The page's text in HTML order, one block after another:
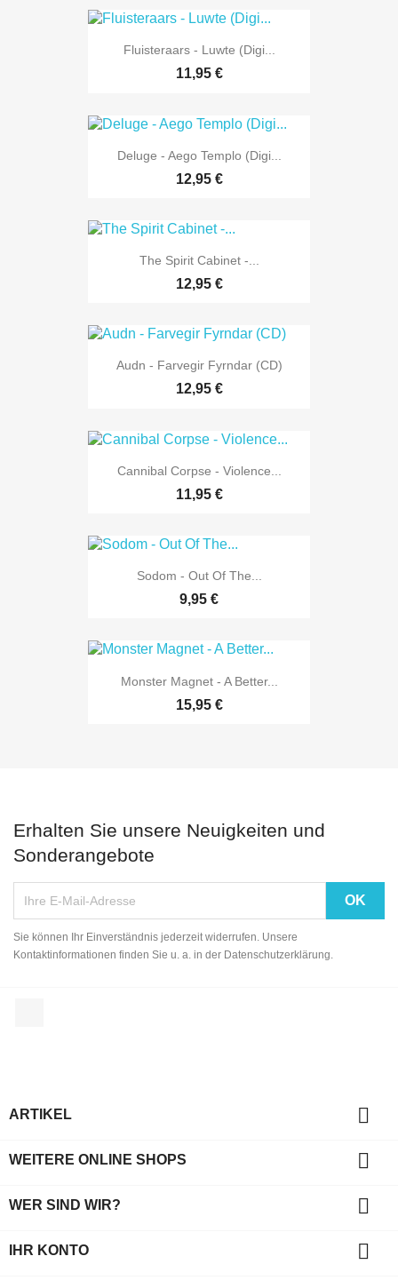
Fluisteraars - Luwte (Digi...
11,95 €
Deluge - Aego Templo (Digi...
12,95 €
The Spirit Cabinet -...
12,95 €
Audn - Farvegir Fyrndar (CD)
12,95 €
Cannibal Corpse - Violence...
11,95 €
Sodom - Out Of The...
9,95 €
Monster Magnet - A Better...
15,95 €
Erhalten Sie unsere Neuigkeiten und
Sonderangebote
Sie können Ihr Einverständnis jederzeit widerrufen. Unsere
Kontaktinformationen finden Sie u. a. in der Datenschutzerklärung.
ARTIKEL 
WEITERE ONLINE SHOPS 
WER SIND WIR? 
IHR KONTO 